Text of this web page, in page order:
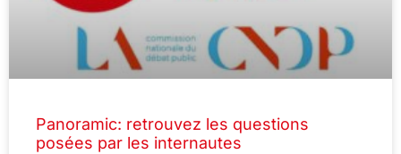
Panoramic: retrouvez les questions
posées par les internautes